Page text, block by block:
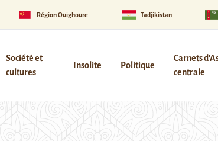
Région Ouïghoure Tadjikistan
Société et
cultures
Insolite Politique
Carnets
centrale